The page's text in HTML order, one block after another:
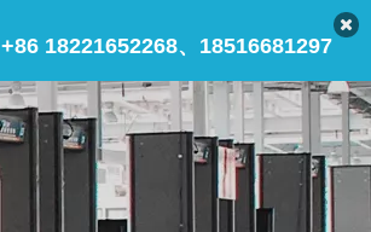
+86 18221652268、18516681297